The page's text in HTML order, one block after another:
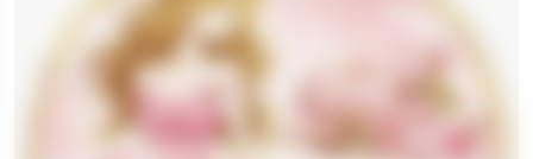
personnalité, le style et les goûts de chacun pour trouver la fragrance qui
lui correspondait. Très vite, cette passion est devenue une vocation. Il ne
voulait pas simplement vendre des produits ; il voulait offrir une
expérience et permettre à chacun d’exprimer son identité à travers une
senteur unique. C’est de cette vision qu’est née Doris Cosmetics, il y a